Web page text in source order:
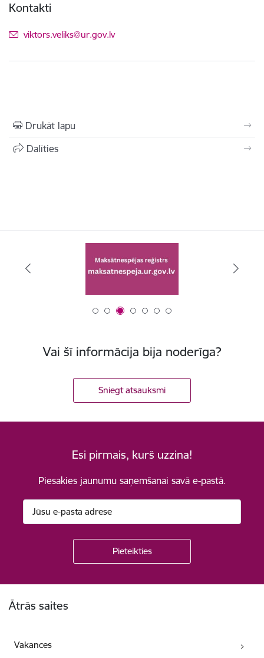
Kontakti
E-pasts:
viktors.veliks@ur.gov.lv
Drukāt lapu
Dalīties
Vai šī informācija bija noderīga?
Sniegt atsauksmi
Esi pirmais, kurš uzzina!
Piesakies jaunumu saņemšanai savā e-pastā.
Ātrās saites
Vakances